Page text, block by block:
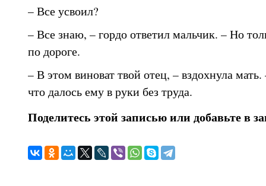
– Все усвоил?
– Все знаю, – гордо ответил мальчик. – Но
по дороге.
– В этом виноват твой отец, – вздохнула
что далось ему в руки без труда.
Поделитесь этой записью или добавьте в